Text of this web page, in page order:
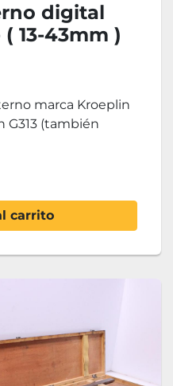
digital
13-43mm )
marca Kroeplin
G313 (también
carrito